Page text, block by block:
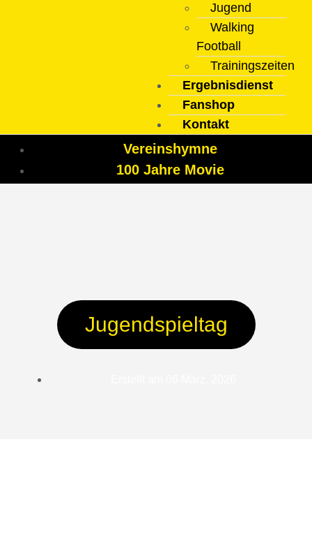
Jugend
Walking
Football
Trainingszeiten
Ergebnisdienst
Fanshop
Kontakt
Vereinshymne
100 Jahre Movie
Jugendspieltag